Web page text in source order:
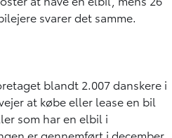
svarer det samme.
blandt 2.007 danskere i
at købe eller lease en bil
som har en elbil i